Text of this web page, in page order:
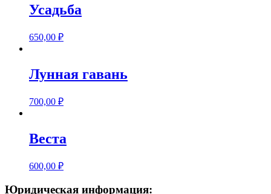
Усадьба
650,00 ₽
Лунная гавань
700,00 ₽
Веста
600,00 ₽
Юридическая информация: